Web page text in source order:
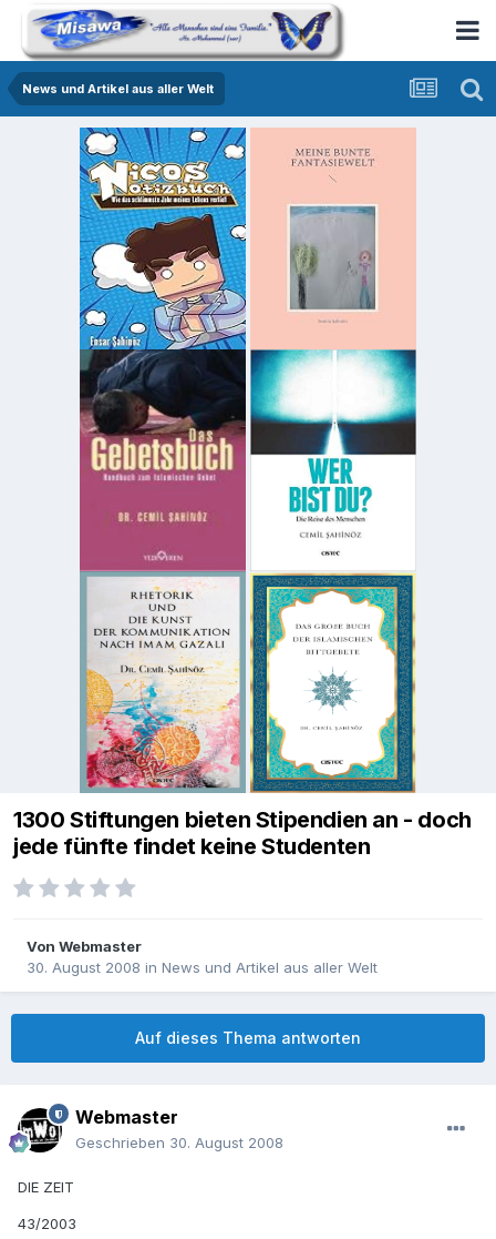
News und Artikel aus aller Welt
1300 Stiftungen bieten Stipendien an - doch
jede fünfte findet keine Studenten
Von Webmaster
30. August 2008 in News und Artikel aus aller Welt
Auf dieses Thema antworten
Webmaster
Geschrieben 30. August 2008
DIE ZEIT
43/2003